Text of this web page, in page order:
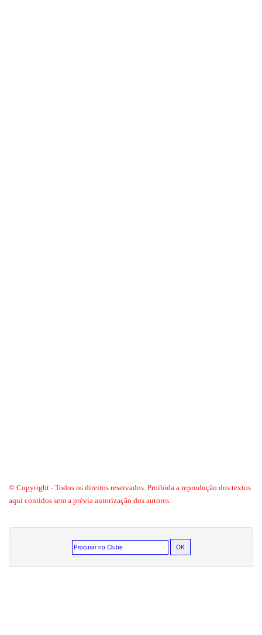
© Copyright - Todos os direitos reservados. Proibida a reprodução dos textos
aqui contidos sem a prévia autorização dos autores.